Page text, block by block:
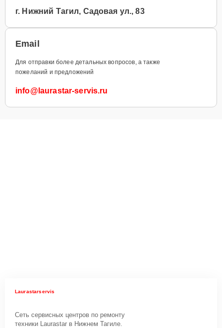
г. Нижний Тагил, Садовая ул., 83
Email
Для отправки более детальных вопросов, а также
пожеланий и предложений
info@laurastar-servis.ru
Laurastarservis
Сеть сервисных центров по ремонту
техники Laurastar в Нижнем Тагиле.